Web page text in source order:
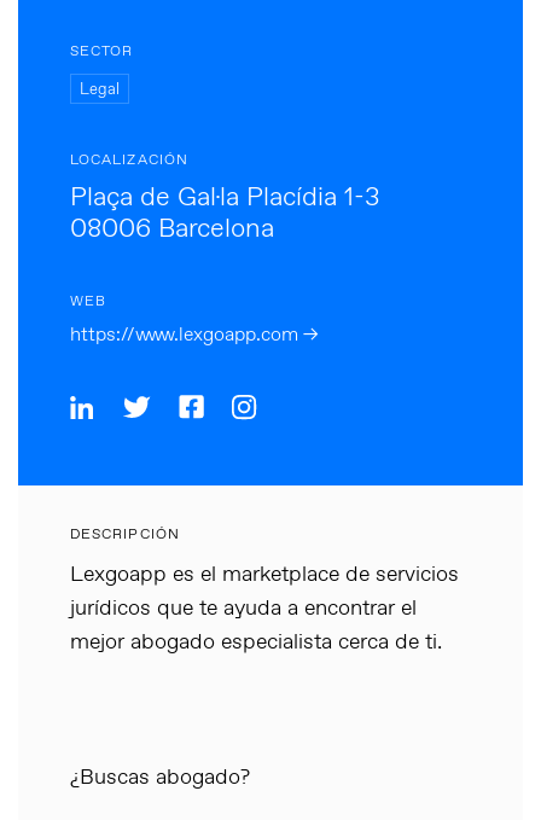
SECTOR
Legal
LOCALIZACIÓN
Plaça de Gal·la Placídia 1-3
08006 Barcelona
WEB
https://www.lexgoapp.com →
DESCRIPCIÓN
Lexgoapp es el marketplace de servicios
jurídicos que te ayuda a encontrar el
mejor abogado especialista cerca de ti.
¿Buscas abogado?